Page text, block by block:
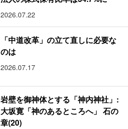
2026.07.22
「中道改革」の立て直しに必要な
のは
2026.07.17
岩壁を御神体とする「神内神社」:
大坂寛「神のあるところへ」 石の
章(20)